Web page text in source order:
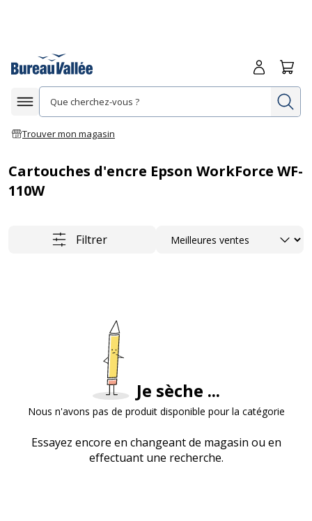
Afficher la navigation
Trouver mon magasin
Me
Cartouches d'encre Epson WorkForce WF-
110W
Filtrer Trier
Je sèche ...
Nous n'avons pas de produit disponible pour la catégorie
Essayez encore en changeant de magasin ou en
effectuant une recherche.